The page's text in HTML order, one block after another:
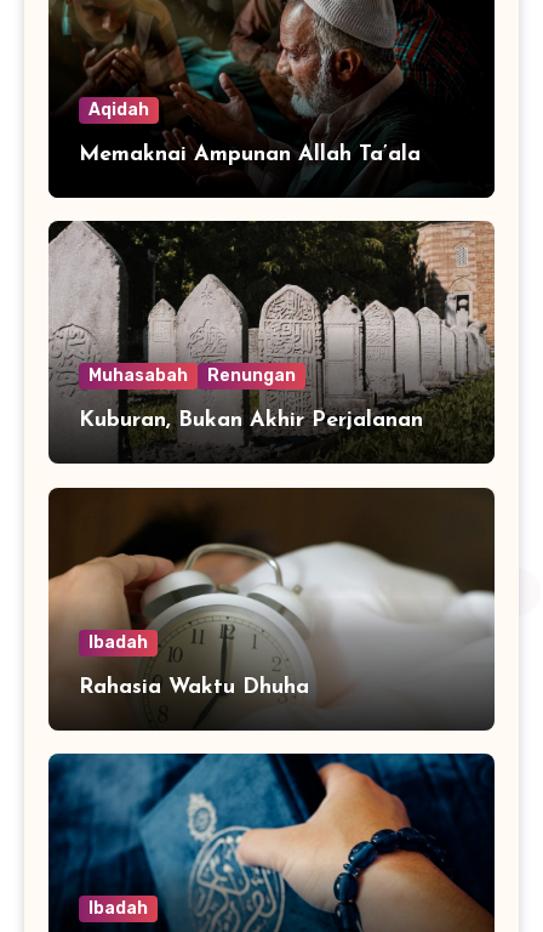
Aqidah
Memaknai Ampunan Allah Ta’ala
Muhasabah Renungan
Kuburan, Bukan Akhir Perjalanan
Ibadah
Rahasia Waktu Dhuha
Ibadah